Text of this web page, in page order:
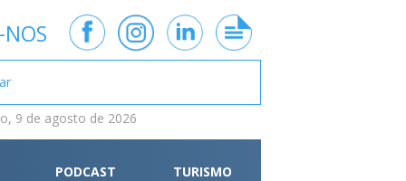
9 de agosto de 2026
PODCAST TURISMO